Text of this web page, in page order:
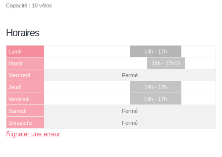
Capacité : 10 vélos
Horaires
Lundi
14h - 17h
Mardi
15h - 17h15
Mercredi
Fermé
Jeudi
14h - 17h
Vendredi
14h - 17h
Samedi
Fermé
Dimanche
Fermé
Signaler une erreur